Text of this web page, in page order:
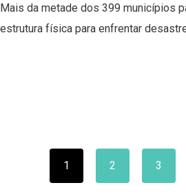
Mais da metade dos 399 municípios
estrutura física para enfrentar
1 2 3